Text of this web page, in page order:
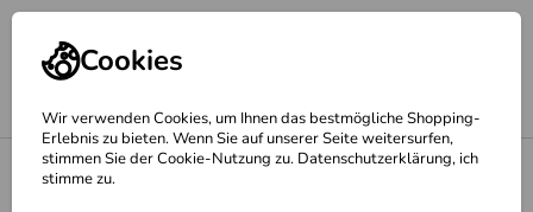
Cookies
Wir verwenden Cookies, um Ihnen das bestmögliche Shopping-
Erlebnis zu bieten. Wenn Sie auf unserer Seite weitersurfen,
stimmen Sie der Cookie-Nutzung zu. Datenschutzerklärung, ich
stimme zu.
Gelber Sack Spender